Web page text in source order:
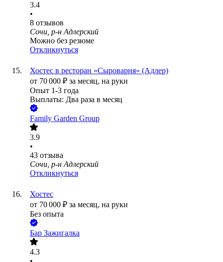
3.4
•
8 отзывов
Сочи, р-н Адлерский
Можно без резюме
Откликнуться
Хостес в ресторан «Сыроварня» (Адлер)
от 70 000 ₽ за месяц, на руки
Опыт 1-3 года
Выплаты: Два раза в месяц
Family Garden Group
3.9
•
43 отзыва
Сочи, р-н Адлерский
Откликнуться
Хостес
от 70 000 ₽ за месяц, на руки
Без опыта
Бар Зажигалка
4.3